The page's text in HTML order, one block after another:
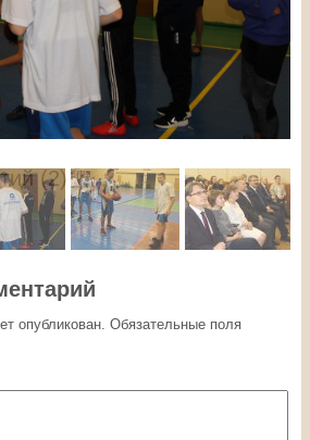
(10)
опубликован. Обязательные поля